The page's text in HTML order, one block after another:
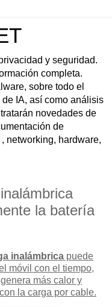
y seguridad.
completa.
sobre todo el
IA, así como análisis
novedades de
de
networking, hardware,
la batería
inalámbrica puede
móvil con el tiempo,
más calor y
la carga por cable.